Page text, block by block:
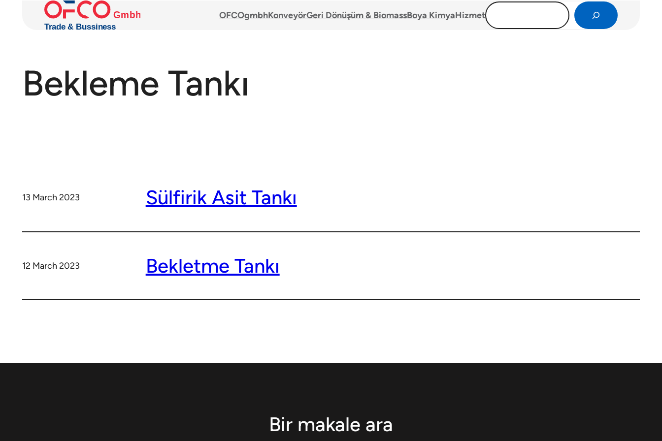
OFCOgmbhKonveyörGeri Dönüşüm & BiomassBoya KimyaHizmet
Search
Bekleme Tankı
13 March 2023 Sülfirik Asit Tankı
12 March 2023 Bekletme Tankı
Bir makale ara